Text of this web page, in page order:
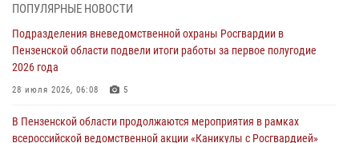
работы за первое полугодие 2026 года
Росгвардия обеспечила безопасность праздничных мероприятий в
1
ПОПУЛЯРНЫЕ НОВОСТИ
Подразделения вневедомственной охраны Росгвардии в
Пензенской области подвели итоги работы за первое полугодие
2026 года
28 июля 2026, 06:08 5
В Пензенской области продолжаются мероприятия в рамках
всероссийской ведомственной акции «Каникулы с Росгвардией»